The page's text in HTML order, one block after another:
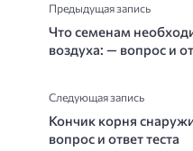
Предыдущая запись
Что семенам
воздуха: — вопрос и
Следующая запись
Кончик корня
вопрос и ответ теста